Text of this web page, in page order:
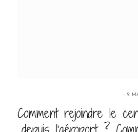
9
Comment rejoindre le